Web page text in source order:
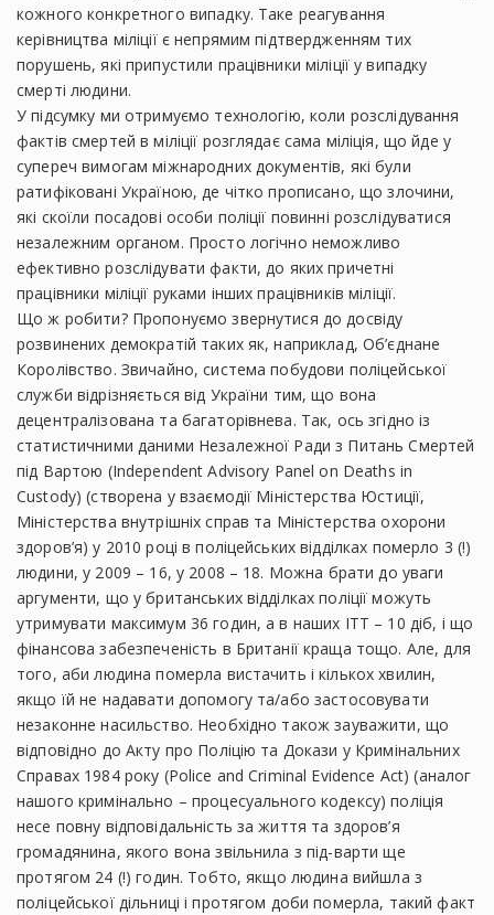
кожного конкретного випадку. Таке реагування
керівництва міліції є непрямим підтвердженням тих
порушень, які припустили працівники міліції у випадку
смерті людини.
У підсумку ми отримуємо технологію, коли розслідування
фактів смертей в міліції розглядає сама міліція, що йде у
супереч вимогам міжнародних документів, які були
ратифіковані Україною, де чітко прописано, що злочини,
які скоїли посадові особи поліції повинні розслідуватися
незалежним органом. Просто логічно неможливо
ефективно розслідувати факти, до яких причетні
працівники міліції руками інших працівників міліції.
Що ж робити? Пропонуємо звернутися до досвіду
розвинених демократій таких як, наприклад, Об’єднане
Королівство. Звичайно, система побудови поліцейської
служби відрізняється від України тим, що вона
децентралізована та багаторівнева. Так, ось згідно із
статистичними даними Незалежної Ради з Питань Смертей
під Вартою (Independent Advisory Panel on Deaths in
Custody) (створена у взаємодії Міністерства Юстиції,
Міністерства внутрішніх справ та Міністерства охорони
здоров’я) у 2010 році в поліцейських відділках померло 3 (!)
людини, у 2009 – 16, у 2008 – 18. Можна брати до уваги
аргументи, що у британських відділках поліції можуть
утримувати максимум 36 годин, а в наших ІТТ – 10 діб, і що
фінансова забезпеченість в Британії краща тощо. Але, для
того, аби людина померла вистачить і кількох хвилин,
якщо їй не надавати допомогу та/або застосовувати
незаконне насильство. Необхідно також зауважити, що
відповідно до Акту про Поліцію та Докази у Кримінальних
Справах 1984 року (Police and Criminal Evidence Act) (аналог
нашого кримінально – процесуального кодексу) поліція
несе повну відповідальність за життя та здоров’я
громадянина, якого вона звільнила з під-варти ще
протягом 24 (!) годин. Тобто, якщо людина вийшла з
поліцейської дільниці і протягом доби померла, такий факт